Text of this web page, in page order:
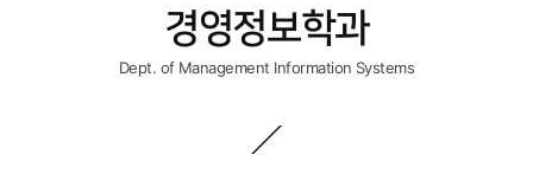
경영정보학과
Dept. of Management Information Systems